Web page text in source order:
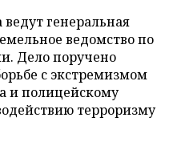
генеральная
ведомство по
Дело поручено
с экстремизмом
и полицейскому
терроризму